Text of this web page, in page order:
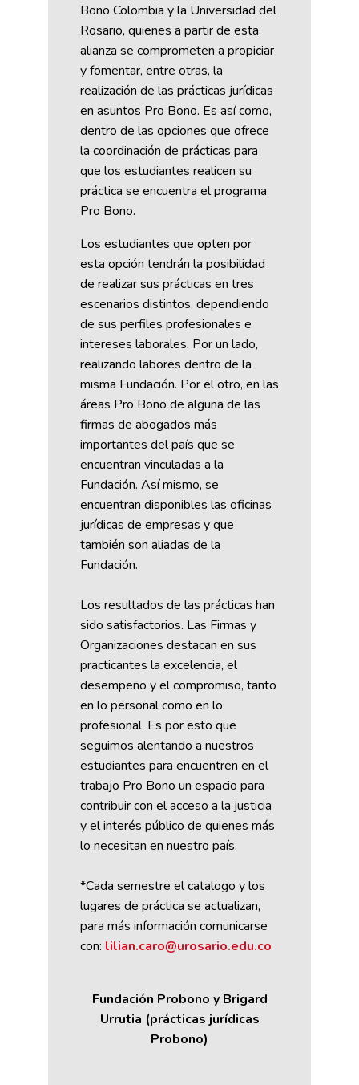
Bono Colombia y la Universidad del
Rosario, quienes a partir de esta
alianza se comprometen a propiciar
y fomentar, entre otras, la
realización de las prácticas jurídicas
en asuntos Pro Bono. Es así como,
dentro de las opciones que ofrece
la coordinación de prácticas para
que los estudiantes realicen su
práctica se encuentra el programa
Pro Bono.
Los estudiantes que opten por
esta opción tendrán la posibilidad
de realizar sus prácticas en tres
escenarios distintos, dependiendo
de sus perfiles profesionales e
intereses laborales. Por un lado,
realizando labores dentro de la
misma Fundación. Por el otro, en las
áreas Pro Bono de alguna de las
firmas de abogados más
importantes del país que se
encuentran vinculadas a la
Fundación. Así mismo, se
encuentran disponibles las oficinas
jurídicas de empresas y que
también son aliadas de la
Fundación.
Los resultados de las prácticas han
sido satisfactorios. Las Firmas y
Organizaciones destacan en sus
practicantes la excelencia, el
desempeño y el compromiso, tanto
en lo personal como en lo
profesional. Es por esto que
seguimos alentando a nuestros
estudiantes para encuentren en el
trabajo Pro Bono un espacio para
contribuir con el acceso a la justicia
y el interés público de quienes más
lo necesitan en nuestro país.
*Cada semestre el catalogo y los
lugares de práctica se actualizan,
para más información comunicarse
con: lilian.caro@urosario.edu.co
Fundación Probono y Brigard
Urrutia (prácticas jurídicas
Probono)